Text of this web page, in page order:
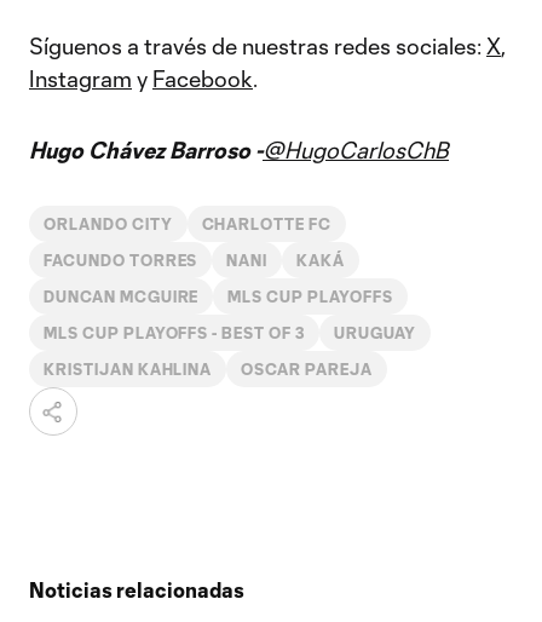
Síguenos a través de nuestras redes sociales: X,
Instagram y Facebook.
Hugo Chávez Barroso -@HugoCarlosChB
ORLANDO CITY CHARLOTTE FC
FACUNDO TORRES NANI KAKÁ
DUNCAN MCGUIRE MLS CUP PLAYOFFS
MLS CUP PLAYOFFS - BEST OF 3 URUGUAY
KRISTIJAN KAHLINA OSCAR PAREJA
Noticias relacionadas